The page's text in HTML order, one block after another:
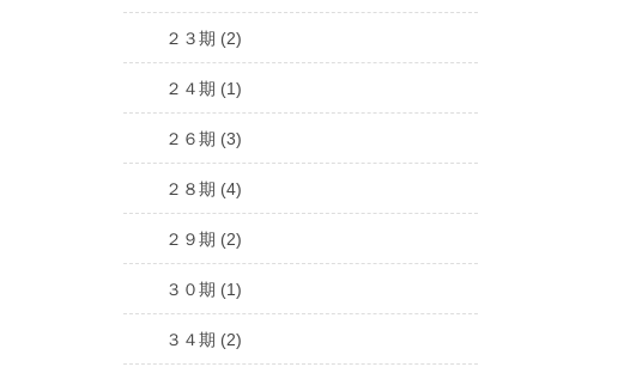
２３期 (2)
２４期 (1)
２６期 (3)
２８期 (4)
２９期 (2)
３０期 (1)
３４期 (2)